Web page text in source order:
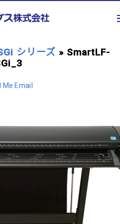
シリーズ » SmartLF-
Me Email